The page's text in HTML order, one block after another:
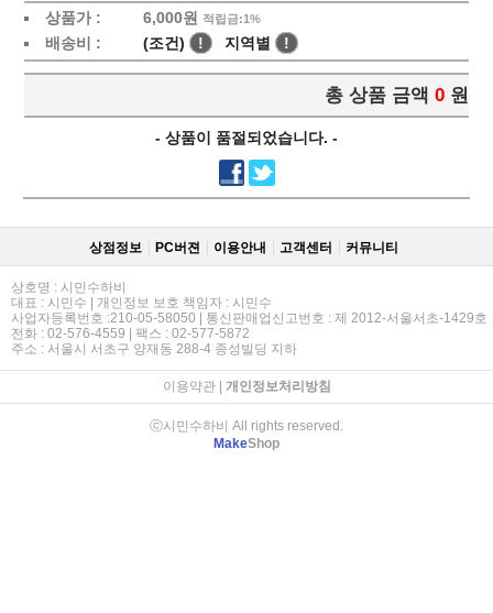
상품가 : 6,000원 적립금:1%
배송비 : (조건) ! 지역별 !
총 상품 금액 0 원
- 상품이 품절되었습니다. -
상점정보 PC버젼 이용안내 고객센터 커뮤니티
상호명 : 시민수하비
대표 : 시민수 | 개인정보 보호 책임자 : 시민수
사업자등록번호 :210-05-58050 | 통신판매업신고번호 : 제 2012-서울서초-1429호
전화 : 02-576-4559 | 팩스 : 02-577-5872
주소 : 서울시 서초구 양재동 288-4 종성빌딩 지하
이용약관| 개인정보처리방침
ⓒ시민수하비 All rights reserved.
MakeShop